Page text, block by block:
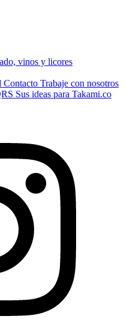
vinos y licores
Contacto Trabaje con nosotros
Sus ideas para Takami.co